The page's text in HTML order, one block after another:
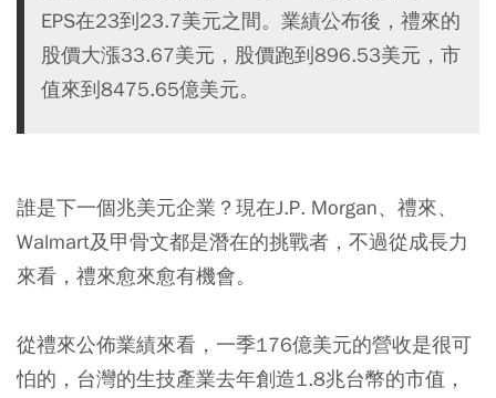
EPS在23到23.7美元之間。業績公布後，禮來的
股價大漲33.67美元，股價跑到896.53美元，市
值來到8475.65億美元。
誰是下一個兆美元企業？現在J.P. Morgan、禮來、
Walmart及甲骨文都是潛在的挑戰者，不過從成長力
來看，禮來愈來愈有機會。
從禮來公佈業績來看，一季176億美元的營收是很可
怕的，台灣的生技產業去年創造1.8兆台幣的市值，